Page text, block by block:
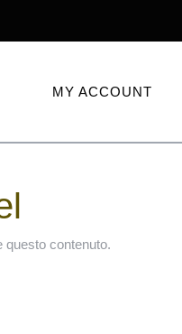
MY ACCOUNT
questo contenuto.